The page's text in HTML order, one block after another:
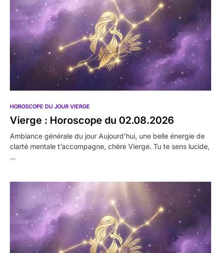
HOROSCOPE DU JOUR VIERGE
Vierge : Horoscope du 02.08.2026
Ambiance générale du jour Aujourd’hui, une belle énergie de
clarté mentale t’accompagne, chère Vierge. Tu te sens lucide,
…